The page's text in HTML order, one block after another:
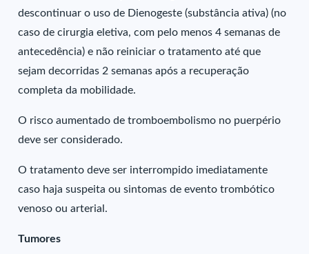
descontinuar o uso de Dienogeste (substância ativa) (no
caso de cirurgia eletiva, com pelo menos 4 semanas de
antecedência) e não reiniciar o tratamento até que
sejam decorridas 2 semanas após a recuperação
completa da mobilidade.
O risco aumentado de tromboembolismo no puerpério
deve ser considerado.
O tratamento deve ser interrompido imediatamente
caso haja suspeita ou sintomas de evento trombótico
venoso ou arterial.
Tumores